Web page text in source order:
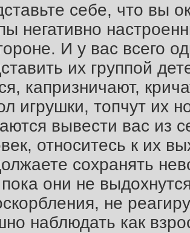
себе, что вы
негативно
И у вас всего
их группой
капризничают,
игрушки, топчут их
вывести вас из
относитесь к их
сохранять
они не
не
наблюдать как